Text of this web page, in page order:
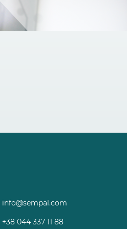
info@sempal.com
+38 044 337 11 88